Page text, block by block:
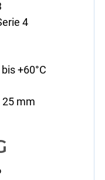
4
+60°C
25 mm